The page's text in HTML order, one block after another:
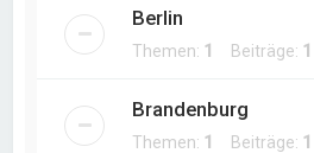
Berlin
Themen: 1 Beiträge: 1
Brandenburg
Themen: 1 Beiträge: 1